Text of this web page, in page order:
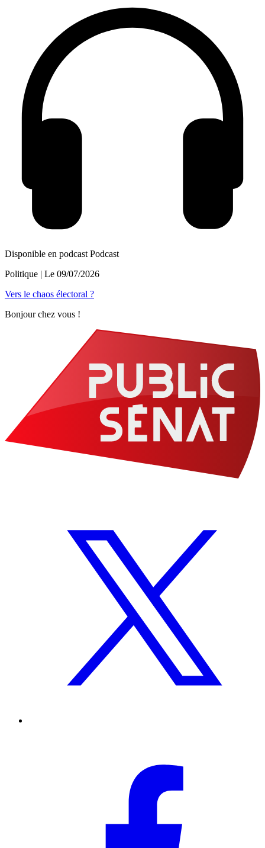
Disponible en podcast Podcast
Politique | Le 09/07/2026
Vers le chaos électoral ?
Bonjour chez vous !